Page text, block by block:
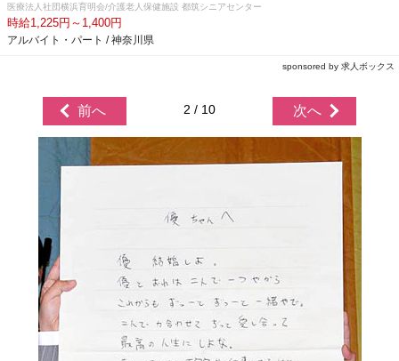
医療法人社団横浜育明会/介護老人保健施設 都筑シニアセンター
時給1,225円～1,400円
アルバイト・パート / 神奈川県
sponsored by 求人ボックス
前へ 2 / 10 次へ